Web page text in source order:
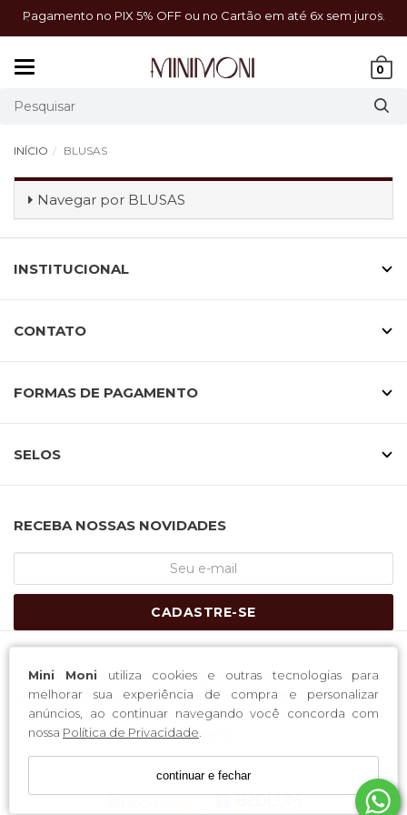
Pagamento no PIX 5% OFF ou no Cartão em até 6x sem juros.
0
Mini Moni utiliza cookies e outras tecnologias para
melhorar sua experiência de compra e personalizar
anúncios, ao continuar navegando você concorda com
nossa Política de Privacidade
continuar e fechar
INÍCIO BLUSAS
Navegar por BLUSAS
INSTITUCIONAL
CONTATO
FORMAS DE PAGAMENTO
SELOS
RECEBA NOSSAS NOVIDADES
CADASTRE-SE
H-4 Industria e Comercio LTDA / CNPJ: 11.169.447/0001-05
Endereço: Rua Lauro Muller, 59 Complemento: Fundos; Bairro:
Centro CEP: 88353-040 Município: Brusque Estado: Santa
Catarina